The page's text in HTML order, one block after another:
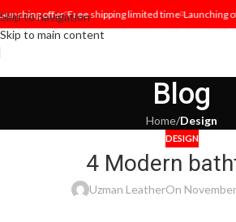
Skip to navigation
Skip to main content
offer Free shipping limited time Launching
Blog
Home/Design
DESIGN
4 Modern
Uzman LeatherOn